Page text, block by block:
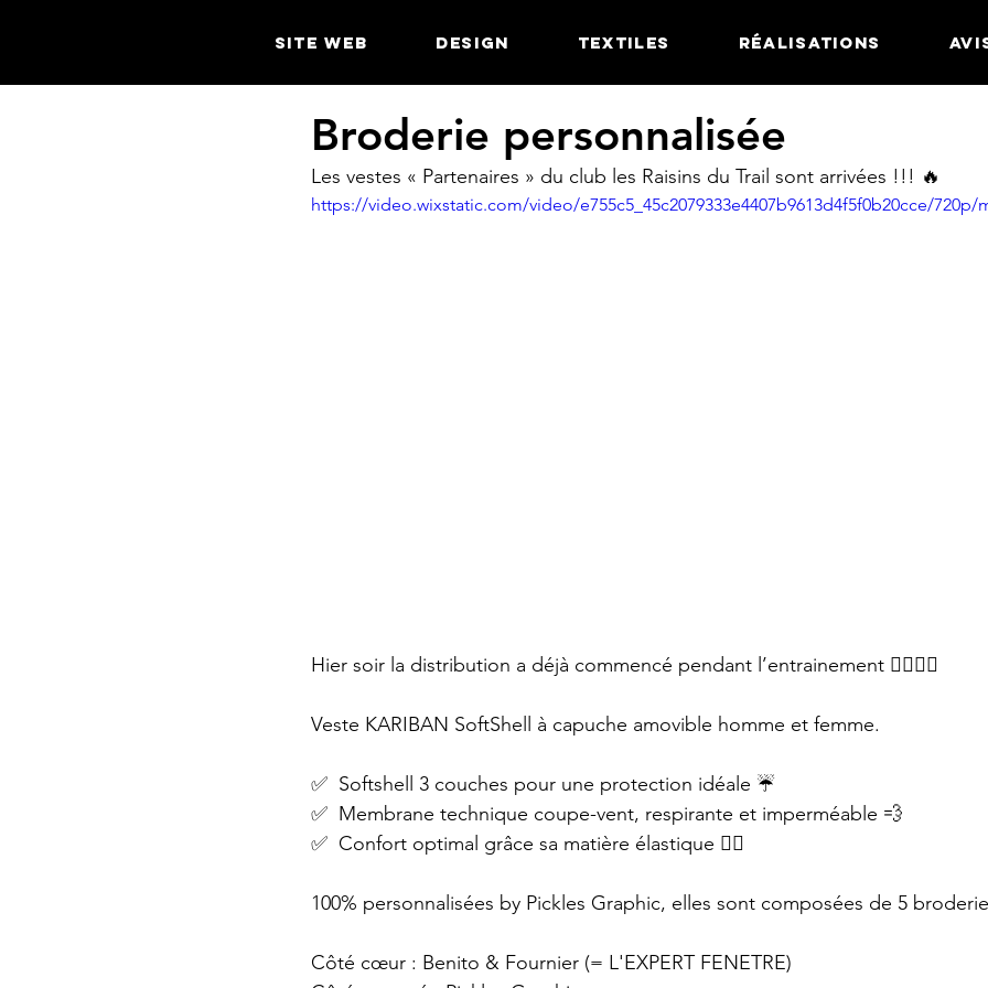
SITE WEB DESIGN TEXTILES RÉALISATIONS
Broderie personnalisée
Les vestes « Partenaires » du club les Raisins du Trail sont arrivées !!! 🔥
https://video.wixstatic.com/video/e755c5_45c2079333e4407b9613d4f5f0b20cce/
Hier soir la distribution a déjà commencé pendant l’entrainement 🏃‍♂️🏃‍♀️
Veste KARIBAN SoftShell à capuche amovible homme et femme.
✅  Softshell 3 couches pour une protection idéale ☔️
✅  Membrane technique coupe-vent, respirante et imperméable 💨
✅  Confort optimal grâce sa matière élastique 🤸‍♂️
100% personnalisées by Pickles Graphic, elles sont composées de 5
Côté cœur : Benito & Fournier (= L'EXPERT FENETRE)